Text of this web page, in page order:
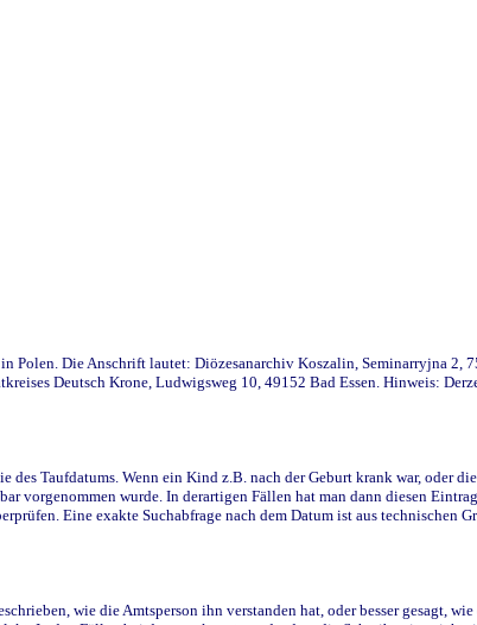
Die Anschrift lautet: Diözesanarchiv Koszalin, Seminarryjna 2,
Deutsch Krone, Ludwigsweg 10, 49152 Bad Essen. Hinweis:
Taufdatums. Wenn ein Kind z.B. nach der Geburt krank war, oder
vorgenommen wurde. In derartigen Fällen hat man dann diesen
Eine exakte Suchabfrage nach dem Datum ist aus technischen
wie die Amtsperson ihn verstanden hat, oder besser gesagt,